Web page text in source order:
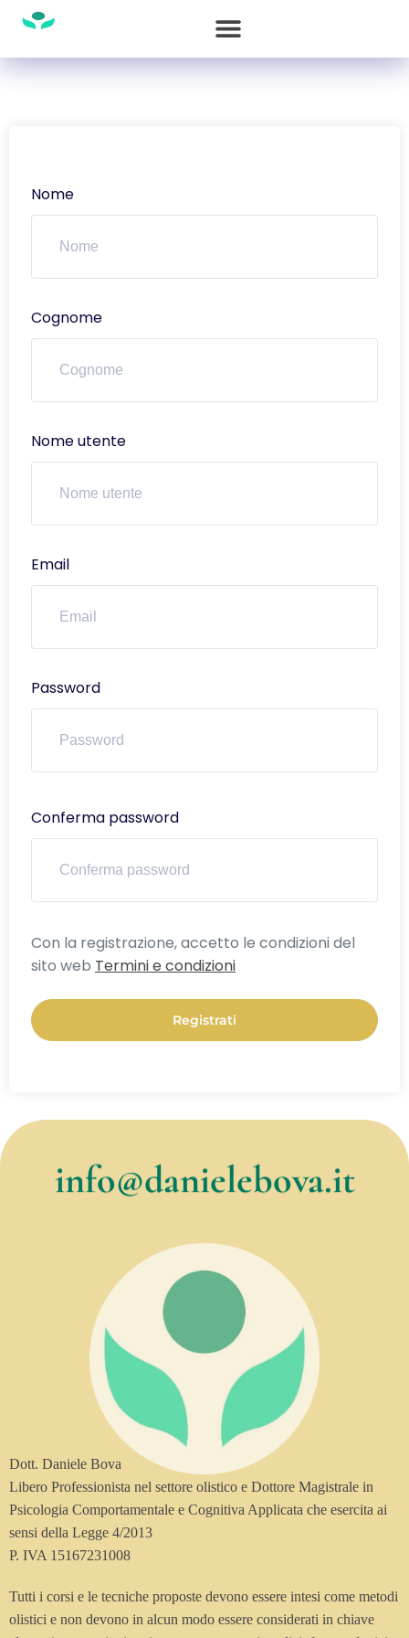
Nome
Cognome
Nome utente
Email
Password
Conferma password
Alternative:
Con la registrazione, accetto le condizioni del
sito web Termini e condizioni
Registrati
info@danielebova.it
Dott. Daniele Bova
Libero Professionista nel settore olistico e Dottore Magistrale in
Psicologia Comportamentale e Cognitiva Applicata che esercita ai
sensi della Legge 4/2013
P. IVA 15167231008
Tutti i corsi e le tecniche proposte devono essere intesi come metodi
olistici e non devono in alcun modo essere considerati in chiave